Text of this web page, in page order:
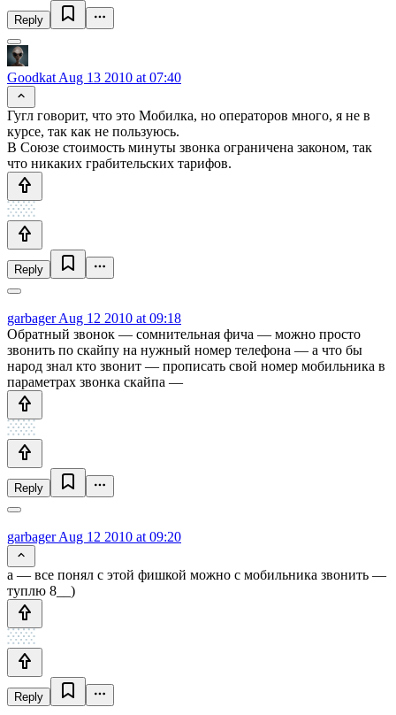
Reply
Goodkat Aug 13 2010 at 07:40
Гугл говорит, что это Мобилка, но операторов много, я не в
курсе, так как не пользуюсь.
В Союзе стоимость минуты звонка ограничена законом, так
что никаких грабительских тарифов.
Reply
garbagerAug 12 2010 at 09:18
Обратный звонок — сомнительная фича — можно просто
звонить по скайпу на нужный номер телефона — а что бы
народ знал кто звонит — прописать свой номер мобильника в
параметрах звонка скайпа —
Reply
garbagerAug 12 2010 at 09:20
а — все понял с этой фишкой можно с мобильника звонить —
туплю 8__)
Reply